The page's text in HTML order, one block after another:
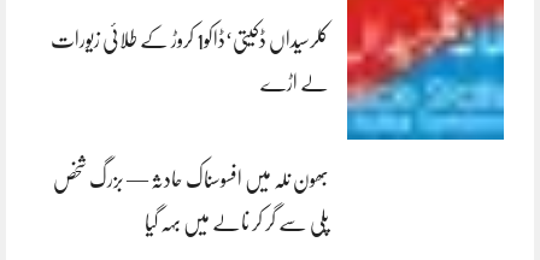
کلرسیداں ڈکیتی‘ڈاکو1 کروڑ کے طلائی زیورات
لے اڑے
بھون نلہ میں افسوسناک حادثہ — بزرگ شخص
پلی سے گر کر نالے میں بہہ گیا